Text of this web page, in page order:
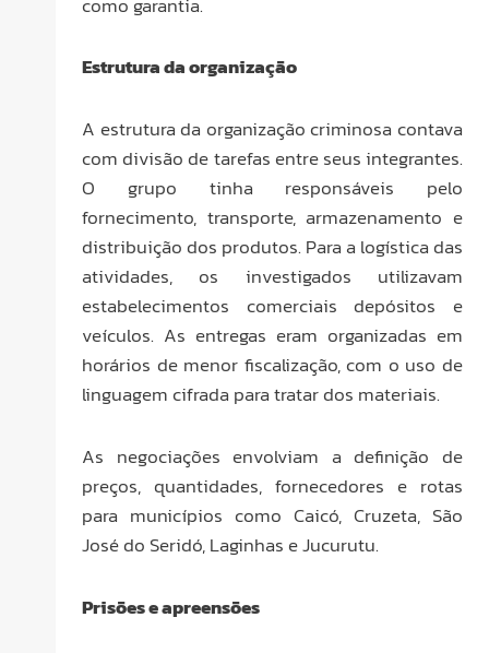
Estrutura da organização
A estrutura da organização criminosa contava
com divisão de tarefas entre seus integrantes.
O grupo tinha responsáveis pelo
fornecimento, transporte, armazenamento e
distribuição dos produtos. Para a logística das
atividades, os investigados utilizavam
estabelecimentos comerciais depósitos e
veículos. As entregas eram organizadas em
horários de menor fiscalização, com o uso de
linguagem cifrada para tratar dos materiais.
As negociações envolviam a definição de
preços, quantidades, fornecedores e rotas
para municípios como Caicó, Cruzeta, São
José do Seridó, Laginhas e Jucurutu.
Prisões e apreensões